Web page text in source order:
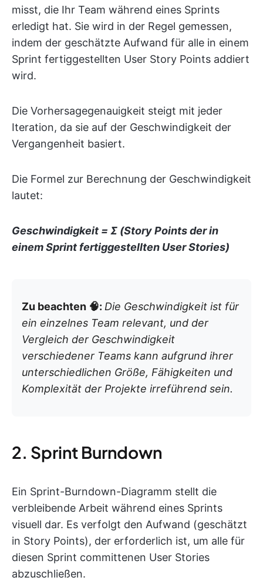
misst, die Ihr Team während eines Sprints
erledigt hat. Sie wird in der Regel gemessen,
indem der geschätzte Aufwand für alle in einem
Sprint fertiggestellten User Story Points addiert
wird.
Die Vorhersagegenauigkeit steigt mit jeder
Iteration, da sie auf der Geschwindigkeit der
Vergangenheit basiert.
Die Formel zur Berechnung der Geschwindigkeit
lautet:
Geschwindigkeit = Σ (Story Points der in
einem Sprint fertiggestellten User Stories)
Zu beachten 🧠: Die Geschwindigkeit ist für
ein einzelnes Team relevant, und der
Vergleich der Geschwindigkeit
verschiedener Teams kann aufgrund ihrer
unterschiedlichen Größe, Fähigkeiten und
Komplexität der Projekte irreführend sein.
2. Sprint Burndown
Ein Sprint-Burndown-Diagramm stellt die
verbleibende Arbeit während eines Sprints
visuell dar. Es verfolgt den Aufwand (geschätzt
in Story Points), der erforderlich ist, um alle für
diesen Sprint committenen User Stories
abzuschließen.